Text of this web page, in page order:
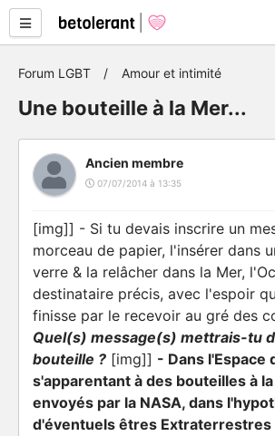
Forum LGBT Amour et intimité
Une bouteille à la Mer...
Ancien membre
07/07/2014 à 13:35
[img]] - Si tu devais inscrire un
morceau de papier, l'insérer dans
verre & la relâcher dans la Mer,
destinataire précis, avec l'espoir
finisse par le recevoir au gré des
Quel(s) message(s) mettrais-tu
bouteille ? [img]] - Dans l'Espace
s'apparentant à des bouteilles à
envoyés par la NASA, dans
d'éventuels êtres